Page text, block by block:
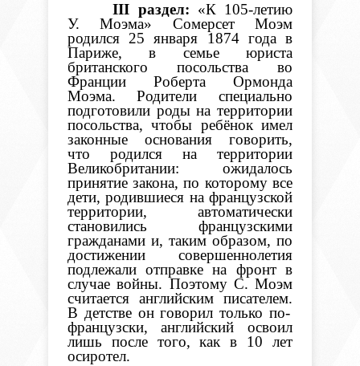
III раздел: «К 105-летию
У. Моэма» Сомерсет Моэм
родился 25 января 1874 года в
Париже, в семье юриста
британского посольства во
Франции
Роберта Ормонда
Моэма. Родители специально
подготовили роды на территории
посольства, чтобы ребёнок имел
законные основания говорить,
что родился на территории
Великобритании: ожидалось
принятие закона, по которому все
дети, родившиеся на французской
территории, автоматически
становились французскими
гражданами и, таким образом, по
достижении совершеннолетия
подлежали отправке на фронт в
случае войны. Поэтому С. Моэм
считается английским писателем.
В детстве онговорил только по-
французски, английский освоил
лишь после того, как в 10 лет
осиротел.